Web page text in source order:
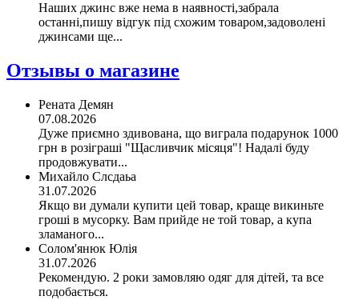
Наших джинс вже нема в наявності,забрала
останні,пишу відгук під схожим товаром,задоволені
джинсами ще...
Отзывы о магазине
Рената Демян
07.08.2026
Дуже приємно здивована, що виграла подарунок 1000
грн в розіграші "Щасливчик місяця"! Надалі буду
продовжувати...
Михайло Слсдаьа
31.07.2026
Якщо ви думали купити цей товар, краще викиньте
гроші в мусорку. Вам прийде не той товар, а купа
зламаного...
Солом'янюк Юлія
31.07.2026
Рекомендую. 2 роки замовляю одяг для дітей, та все
подобається.